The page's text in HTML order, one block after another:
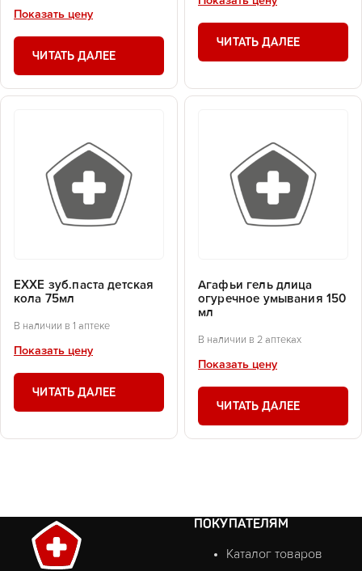
Показать цену
ЧИТАТЬ ДАЛЕЕ
ЧИТАТЬ ДАЛЕЕ
EXXE зуб.паста детская
кола 75мл
В наличии в 1 аптеке
Показать цену
ЧИТАТЬ ДАЛЕЕ
Агафьи гель длица
огуречное умывания 150
мл
В наличии в 2 аптеках
Показать цену
ЧИТАТЬ ДАЛЕЕ
ПОКУПАТЕЛЯМ
Каталог товаров